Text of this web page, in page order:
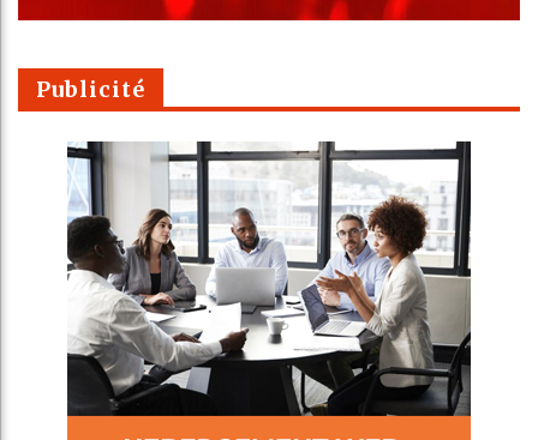
Publicité